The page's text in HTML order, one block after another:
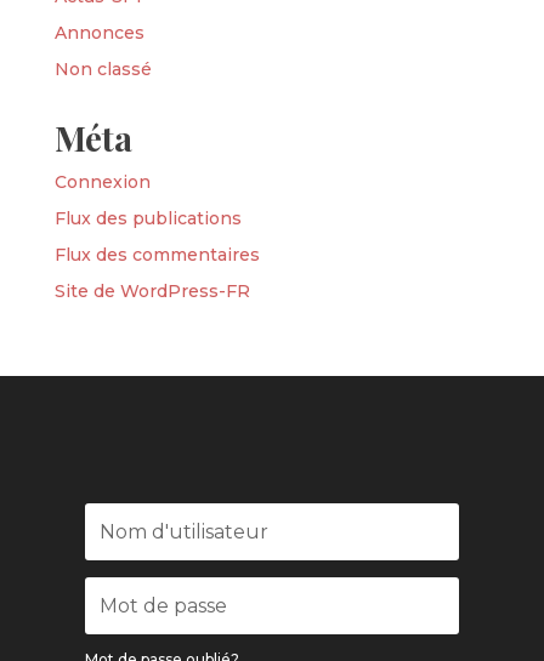
Annonces
Non classé
Méta
Connexion
Flux des publications
Flux des commentaires
Site de WordPress-FR